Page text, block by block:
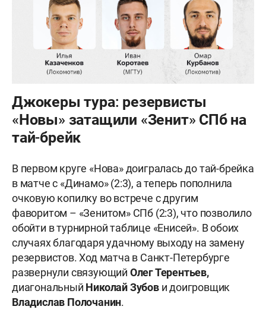
Джокеры тура: резервисты
«Новы» затащили «Зенит» СПб на
тай-брейк
В первом круге «Нова» доигралась до тай-брейка
в матче с «Динамо» (2:3), а теперь пополнила
очковую копилку во встрече с другим
фаворитом – «Зенитом» СПб (2:3), что позволило
обойти в турнирной таблице «Енисей». В обоих
случаях благодаря удачному выходу на замену
резервистов. Ход матча в Санкт-Петербурге
развернули связующий Олег Терентьев,
диагональный Николай Зубов и доигровщик
Владислав Полочанин.